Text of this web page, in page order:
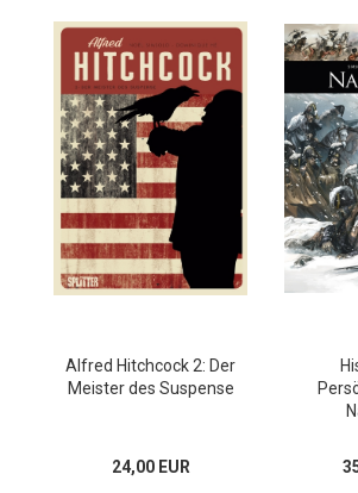
Alfred Hitchcock 2: Der
Meister des Suspense
24,00 EUR